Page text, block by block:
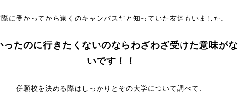
際に受かってから遠くのキャンパスだと知っていた友達もいました。
ったのに行きたくないのならわざわざ受けた意味がな
いです！！
併願校を決める際はしっかりとその大学について調べて、